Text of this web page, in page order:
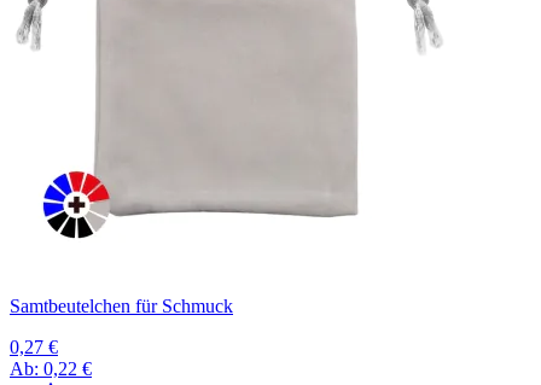
Samtbeutelchen für Schmuck
0,27 €
Ab: 0,22 €